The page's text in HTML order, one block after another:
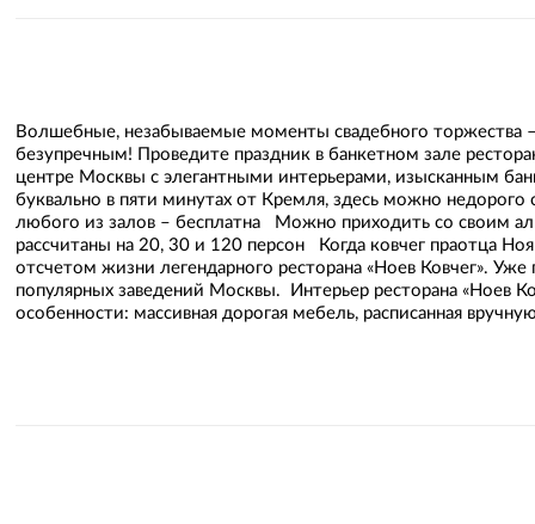
Волшебные, незабываемые моменты свадебного торжества
безупречным! Проведите праздник в банкетном зале
центре Москвы с элегантными интерьерами, изысканным
буквально в пяти минутах от Кремля, здесь можно
любого из залов – бесплатна Можно приходить со своим
рассчитаны на 20, 30 и 120 персон Когда ковчег праотца
отсчетом жизни легендарного ресторана «Ноев Ковчег».
популярных заведений Москвы. Интерьер ресторана «Ноев
особенности: массивная дорогая мебель, расписанная